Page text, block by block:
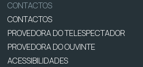
CONTACTOS
CONTACTOS
PROVEDORA DO TELESPECTADOR
PROVEDORA DO OUVINTE
ACESSIBILIDADES